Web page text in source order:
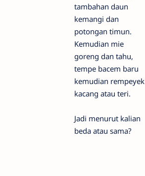
tambahan daun
kemangi dan
potongan timun.
Kemudian mie
goreng dan tahu,
tempe bacem baru
kemudian rempeyek
kacang atau teri.
Jadi menurut kalian
beda atau sama?